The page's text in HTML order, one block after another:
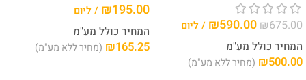
₪675.00
₪590.00 / ליום
המחיר כולל מע"מ
₪500.00 (מחיר ללא מע"מ)
₪195.00 / ליום
המחיר כולל מע"מ
₪165.25 (מחיר ללא מע"מ)